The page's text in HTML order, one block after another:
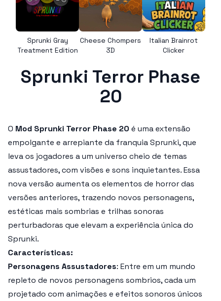
Sprunki Gray
Treatment Edition
Cheese Chompers
3D
Italian Brainrot
Clicker
Sprunki Terror Phase
20
O Mod Sprunki Terror Phase 20 é uma extensão
empolgante e arrepiante da franquiaSprunki, que
leva os jogadores a um universo cheio de temas
assustadores, com visões e sons inquietantes. Essa
nova versão aumenta os elementos de horror das
versões anteriores, trazendo novos personagens,
estéticas mais sombrias e trilhas sonoras
perturbadoras que elevam a experiência única do
Sprunki.
Características:
Personagens Assustadores: Entre em um mundo
repleto de novos personagens sombrios, cada um
projetado com animações e efeitos sonoros únicos